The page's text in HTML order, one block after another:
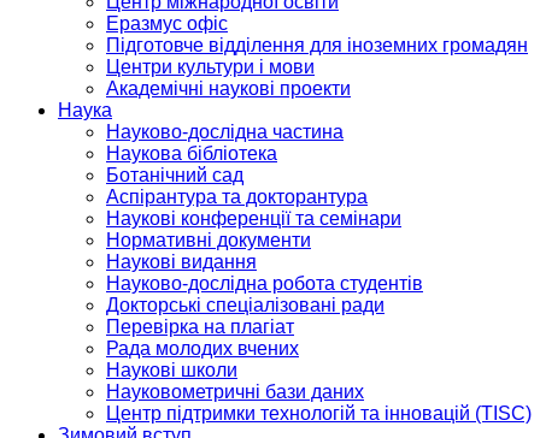
Еразмус офіс
Підготовче відділення для іноземних громадян
Центри культури і мови
Академічні наукові проекти
Наука
Науково-дослідна частина
Наукова бібліотека
Ботанічний сад
Аспірантура та докторантура
Наукові конференції та семінари
Нормативні документи
Наукові видання
Науково-дослідна робота студентів
Докторські спеціалізовані ради
Перевірка на плагіат
Рада молодих вчених
Наукові школи
Науковометричні бази даних
Центр підтримки технологій та інновацій (TISC)